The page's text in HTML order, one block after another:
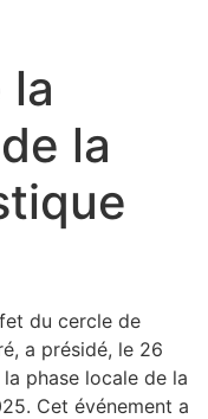
la
la
du cercle de
a présidé, le 26
phase locale de la
Cet événement a